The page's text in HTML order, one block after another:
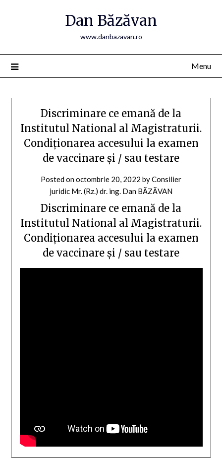
Dan Băzăvan
www.danbazavan.ro
Menu
Discriminare ce emană de la
Institutul National al Magistraturii.
Condiționarea accesului la examen
de vaccinare și / sau testare
Posted onoctombrie 20, 2022 byConsilier
juridic Mr. (Rz.) dr. ing. Dan BĂZĂVAN
Discriminare ce emană de la
Institutul National al Magistraturii.
Condiționarea accesului la examen
de vaccinare și / sau testare